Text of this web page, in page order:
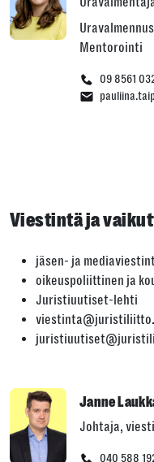
Uravalmennus
Mentorointi
09 8561
Viestintä ja
jäsen- ja
oikeuspoliittinen ja
Juristiuutiset-lehti
Janne
Johtaja,
040 588